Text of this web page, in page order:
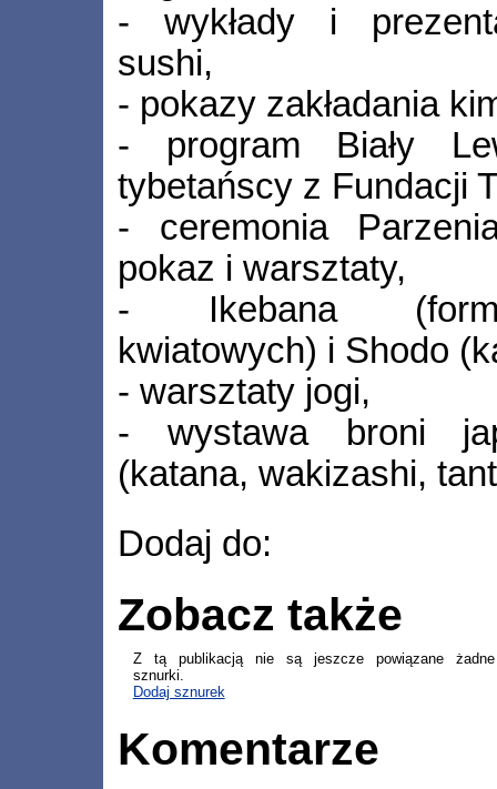
- wykłady i
sushi,
- pokazy zakładania
- program Biały
tybetańscy z Fundacji
- ceremonia
pokaz i warsztaty,
- Ikebana
kwiatowych) i Shodo
- warsztaty jogi,
- wystawa broni
(katana, wakizashi,
Dodaj do:
Zobacz także
Z tą publikacją nie są jeszcze powiązane żadne
sznurki.
Dodaj sznurek
Komentarze